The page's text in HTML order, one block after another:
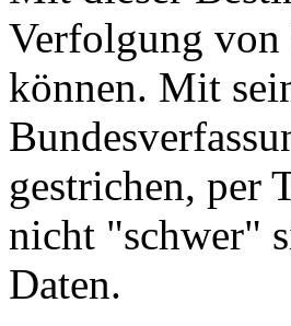
Verfolgung von
können. Mit
gestrichen, per
nicht "schwer"
Daten.